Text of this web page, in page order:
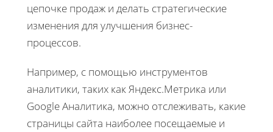
цепочке продаж и делать стратегические
изменения для улучшения бизнес-
процессов.
Например, с помощью инструментов
аналитики, таких как Яндекс.Метрика или
Google Аналитика, можно отслеживать, какие
страницы сайта наиболее посещаемые и